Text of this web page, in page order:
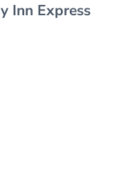
Inn Express